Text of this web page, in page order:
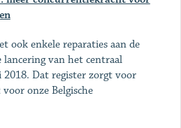
ook enkele reparaties aan de
lancering van het centraal
2018. Dat register zorgt voor
onze Belgische